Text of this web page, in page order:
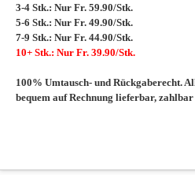
3-4 Stk.: Nur Fr. 59.90/Stk.
5-6 Stk.: Nur Fr. 49.90/Stk.
7-9 Stk.: Nur Fr. 44.90/Stk.
10+ Stk.: Nur Fr. 39.90/Stk.
100% Umtausch- und Rückgaberecht.
bequem auf Rechnung lieferbar,